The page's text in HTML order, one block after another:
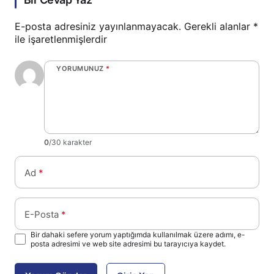
E-posta adresiniz yayınlanmayacak. Gerekli alanlar *
ile işaretlenmişlerdir
YORUMUNUZ *
0/30 karakter
Ad *
E-Posta *
Bir dahaki sefere yorum yaptığımda kullanılmak üzere adımı, e-
posta adresimi ve web site adresimi bu tarayıcıya kaydet.